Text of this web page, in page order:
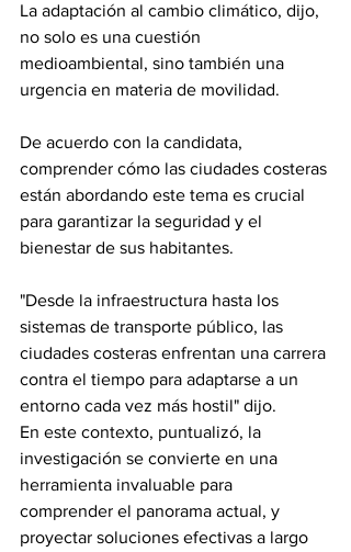
La adaptación al cambio climático, dijo,
no solo es una cuestión
medioambiental, sino también una
urgencia en materia de movilidad.
De acuerdo con la candidata,
comprender cómo las ciudades costeras
están abordando este tema es crucial
para garantizar la seguridad y el
bienestar de sus habitantes.
"Desde la infraestructura hasta los
sistemas de transporte público, las
ciudades costeras enfrentan una carrera
contra el tiempo para adaptarse a un
entorno cada vez más hostil" dijo.
En este contexto, puntualizó, la
investigación se convierte en una
herramienta invaluable para
comprender el panorama actual, y
proyectar soluciones efectivas a largo